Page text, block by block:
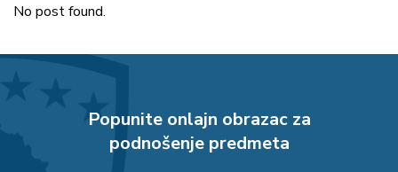
No post found.
Popunite onlajn obrazac za
podnošenje predmeta